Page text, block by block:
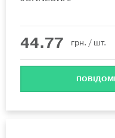
44.77 грн. / шт.